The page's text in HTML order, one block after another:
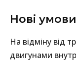
Нові
На відміну від
двигунами